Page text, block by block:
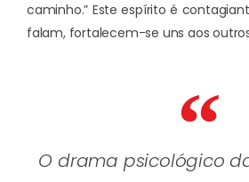
caminho.” Este espírito é
falam, fortalecem-se uns aos
O drama psicológico